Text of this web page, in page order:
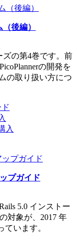
後編）
ズの第4巻です。前
の開発を
の取り扱い方につ
入
プガイド
5.0 インストー
対象が、2017 年
ています。